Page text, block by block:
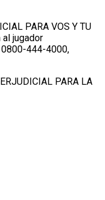
PARA VOS Y TU
jugador
444-4000,
PARA LA